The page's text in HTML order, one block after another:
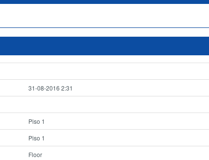
31-08-2016 2:31
Piso 1
Piso 1
Floor